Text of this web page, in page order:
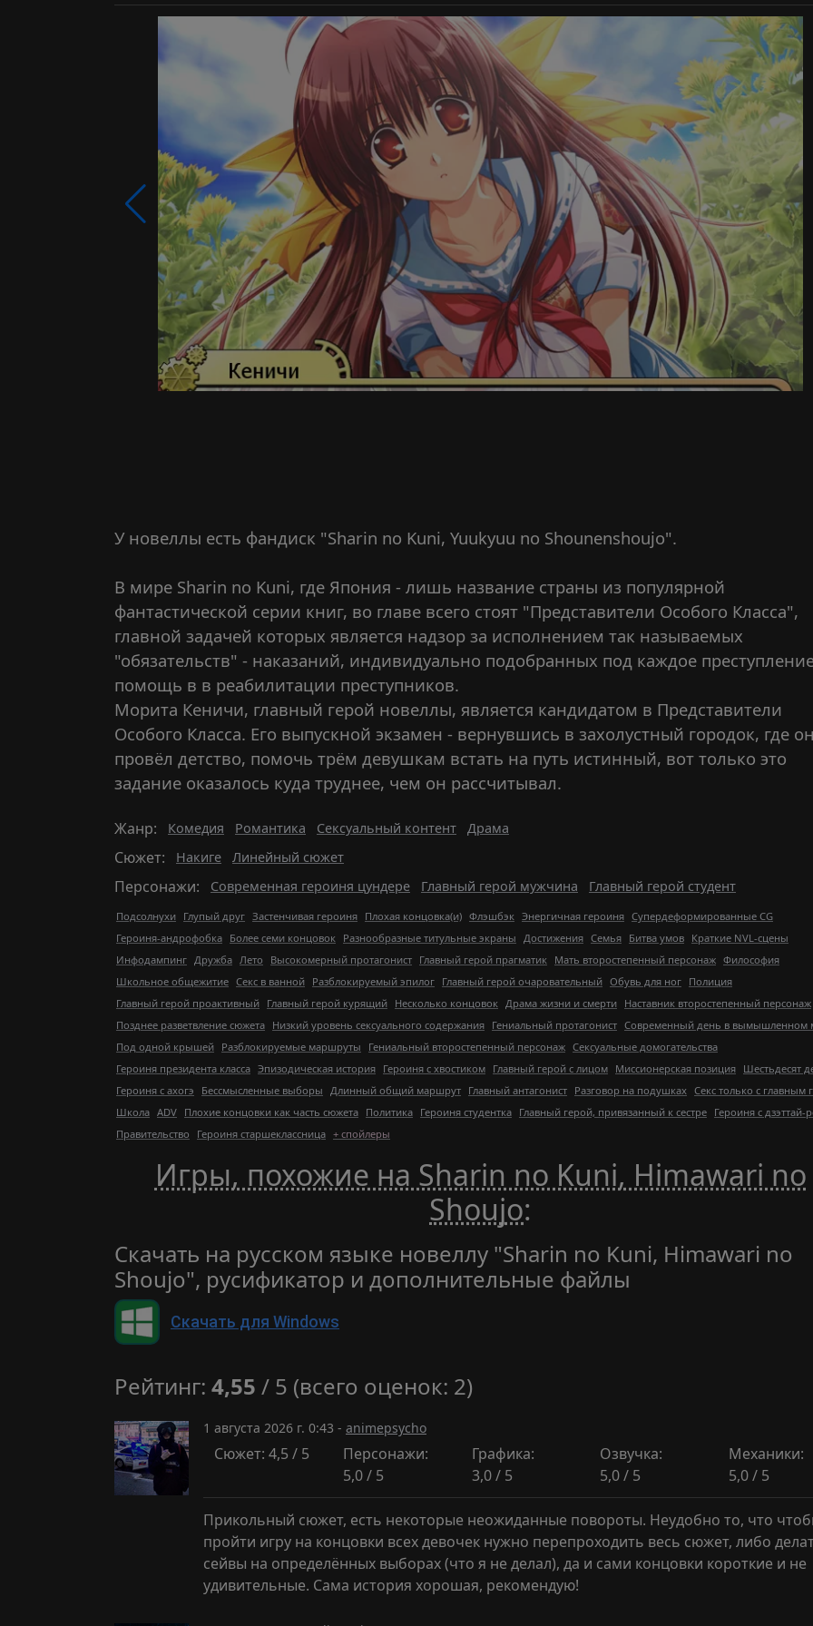
У новеллы есть фандиск "Sharin no Kuni, Yuukyuu no Shounenshoujo".
В мире Sharin no Kuni, где Япония - лишь название страны из популярной
фантастической серии книг, во главе всего стоят "Представители Особого Класса",
главной задачей которых является надзор за исполнением так называемых
"обязательств" - наказаний, индивидуально подобранных под каждое
помощь в в реабилитации преступников.
Морита Кеничи, главный герой новеллы, является кандидатом в Представители
Особого Класса. Его выпускной экзамен - вернувшись в захолустный городок, где он
провёл детство, помочь трём девушкам встать на путь истинный, вот только это
задание оказалось куда труднее, чем он рассчитывал.
Жанр: Комедия Романтика Сексуальный контент Драма
Сюжет: Накиге Линейный сюжет
Персонажи: Современная героиня цундере Главный герой мужчина Главный герой студент
Подсолнухи Глупый друг Застенчивая героиня Плохая концовка(и) Флэшбэк Энергичная героиня Супердеформированные CG
Героиня-андрофобка Более семи концовок Разнообразные титульные экраны Достижения Семья Битва умов Краткие NVL-сцены
Инфодампинг Дружба Лето Высокомерный протагонист Главный герой прагматик Мать второстепенный персонаж Философия
Школьное общежитие Секс в ванной Разблокируемый эпилог Главный герой очаровательный Обувь для ног Полиция
Главный герой проактивный Главный герой курящий Несколько концовок Драма жизни и смерти Наставник второстепенный персонаж
Позднее разветвление сюжета Низкий уровень сексуального содержания Гениальный протагонист Современный день в вымышленном
Под одной крышей Разблокируемые маршруты Гениальный второстепенный персонаж Сексуальные домогательства
Героиня президента класса Эпизодическая история Героиня с хвостиком Главный герой с лицом Миссионерская позиция Шестьдесят
Героиня с ахогэ
Бессмысленные выборы Длинный общий маршрут Главный антагонист Разговор на подушках Секс только с главным
Школа ADV Плохие концовки как часть сюжета Политика Героиня студентка Главный герой, привязанный к сестре Героиня с дзэттай-
Правительство
Героиня старшеклассница + спойлеры
Игры, похожие на Sharin no Kuni, Himawari no
Shoujo:
Скачать на русском языке новеллу "Sharin no Kuni, Himawari no
Shoujo", русификатор и дополнительные файлы
Скачать для Windows
Рейтинг: 4,55 / 5 (всего оценок: 2)
1 августа 2026 г. 0:43 - animepsycho
Сюжет: 4,5 / 5
Персонажи:
5,0 / 5
Графика:
3,0 / 5
Озвучка:
5,0 / 5
Механики:
5,0 / 5
Прикольный сюжет, есть некоторые неожиданные повороты. Неудобно то, что
пройти игру на концовки всех девочек нужно перепроходить весь сюжет, либо
сейвы на определённых выборах (что я не делал), да и сами концовки короткие и не
удивительные. Сама история хорошая, рекомендую!